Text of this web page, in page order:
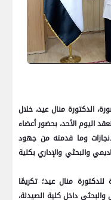
الدكتورة منال عيد، خلال
الدوري رقم (637)، المنعقد اليوم الأحد، بحضور أعضاء
وما قدمته من جهود
والبحثي والإداري بكلية
منال عيد؛ تكريمًا
والبحثي داخل كلية الصيدلة،